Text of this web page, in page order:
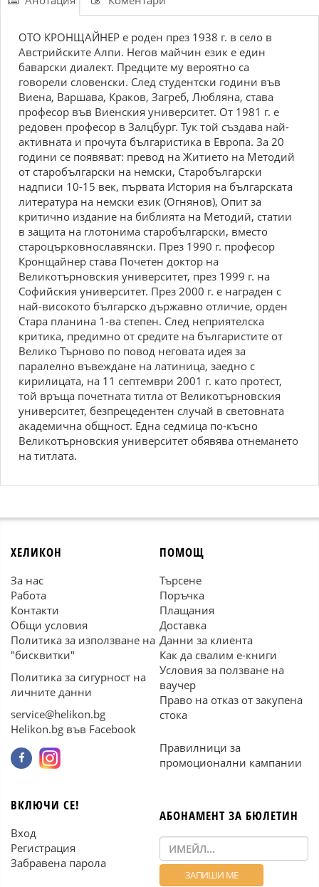
ОТО КРОНЩАЙНЕР е роден през 1938 г. в село в
Австрийските Алпи. Негов майчин език е един
баварски диалект. Предците му вероятно са
говорели словенски. След студентски години във
Виена, Варшава, Краков, Загреб, Любляна, става
професор във Виенския университет. От 1981 г. е
редовен професор в Залцбург. Тук той създава най-
активната и прочута българистика в Европа. За 20
години се появяват: превод на Житието на Методий
от старобългарски на немски, Старобългарски
надписи 10-15 век, първата История на българската
литература на немски език (Огнянов), Опит за
критично издание на библията на Методий, статии
в защита на глотонима старобългарски, вместо
староцърковнославянски. През 1990 г. професор
Кронщайнер става Почетен доктор на
Великотърновския университет, през 1999 г. на
Софийския университет. През 2000 г. е награден с
най-високото българско държавно отличие, орден
Стара планина 1-ва степен. След неприятелска
критика, предимно от средите на българистите от
Велико Търново по повод неговата идея за
паралелно въвеждане на латиница, заедно с
кирилицата, на 11 септември 2001 г. като протест,
той връща почетната титла от Великотърновския
университет, безпрецедентен случай в световната
академична общност. Една седмица по-късно
Великотърновския университет обявява отнемането
на титлата.
ХЕЛИКОН
За нас
Работа
Контакти
Общи условия
Политика за използване на
"бисквитки"
Политика за сигурност на
личните данни
service@helikon.bg
Helikon.bg във Facebook
ПОМОЩ
Търсене
Поръчка
Плащания
Доставка
Данни за клиента
Как да свалим е-книги
Условия за ползване на
ваучер
Право на отказ от закупена
стока
Правилници за
промоционални кампании
ВКЛЮЧИ СЕ!
Вход
Регистрация
Забравена парола
АБОНАМЕНТ ЗА БЮЛЕТИН